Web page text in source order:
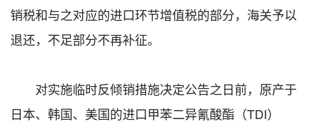
销税和与之对应的进口环节增值税的部分，海关予以
退还，不足部分不再补征。
对实施临时反倾销措施决定公告之日前，原产于
日本、韩国、美国的进口甲苯二异氰酸酯（TDI）